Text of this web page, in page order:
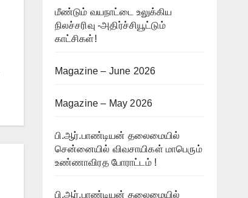
மீண்டும் வயநாட்டை உலுக்கிய
நிலச்சரிவு -அதிர்ச்சியூட்டும்
காட்சிகள்!
Magazine – June 2026
Magazine – May 2026
பி.ஆர்.பாண்டியன் தலைமையில்
சென்னையில் விவசாயிகள் மாபெரும்
உண்ணாவிரத போராட்டம் !
பி.ஆர்.பாண்டியன் தலைமையில்